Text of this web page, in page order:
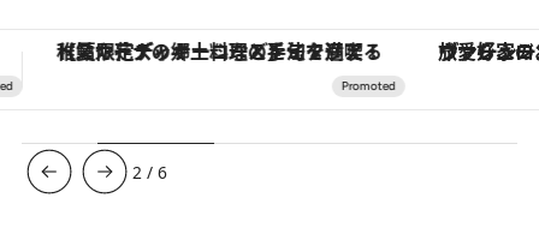
ヴァシュロン・コンスタンタン「オーヴァーシーズ・オートマティック」。旅愛好家のお気に入りコレクションから、ジェンダーレスな新作が登場
3 /6